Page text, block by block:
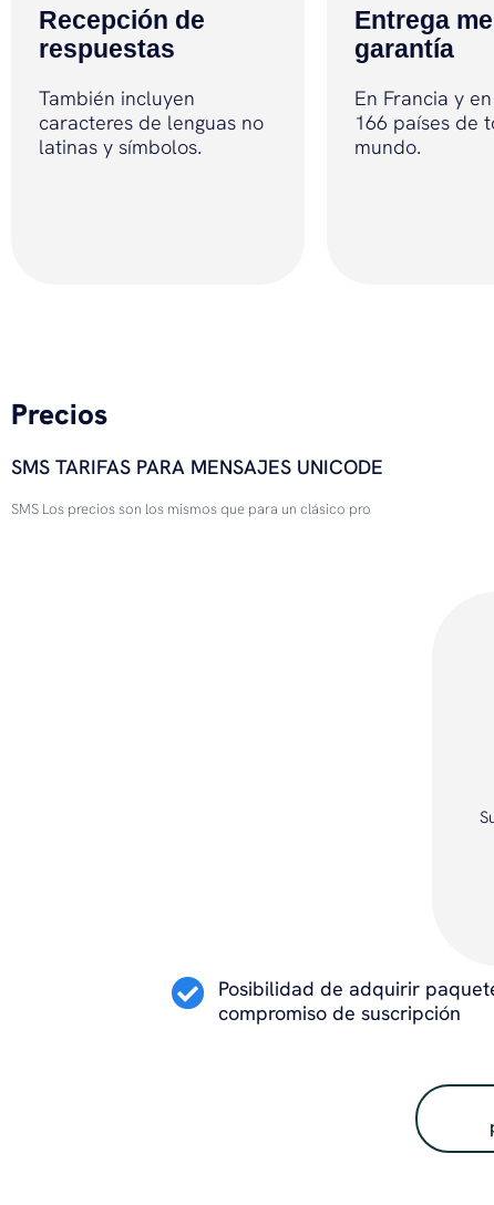
Recepción de
respuestas
También incluyen
caracteres de lenguas no
latinas y símbolos.
Entrega
garantía
En Francia y
166 países de
mundo.
Precios
SMS TARIFAS PARA MENSAJES UNICODE
SMS Los precios son los mismos que para un clásico pro
Posibilidad de adquirir
compromiso de suscripción